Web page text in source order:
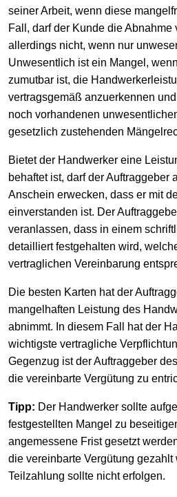
seiner Arbeit, wenn diese
Fall, darf der Kunde die
allerdings nicht, wenn nur
Unwesentlich ist ein Mangel,
zumutbar ist, die
vertragsgemäß anzuerkennen
noch vorhandenen
gesetzlich zustehenden
Bietet der Handwerker eine
behaftet ist, darf der Auftraggeber
Anschein erwecken, dass er mit
einverstanden ist. Der
veranlassen, dass in einem
detailliert festgehalten wird,
vertragli­chen Vereinbarung
Die besten Karten hat der
mangelhaften Leistung des
abnimmt. In diesem Fall hat der
wichtigste vertragliche
Gegenzug ist der Auftraggeber
die vereinbarte Vergütung zu
Tipp: Der Handwerker sollte
festgestellten Mangel zu
angemessene Frist gesetzt
die vereinbarte Vergütung gezahlt
Teilzahlung sollte nicht erfolgen.